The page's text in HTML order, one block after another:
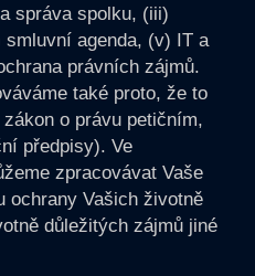
správa spolku, (iii)
agenda, (v) IT a
právních zájmů.
také proto, že to
o právu petičním,
předpisy). Ve
zpracovávat Vaše
ochrany Vašich životně
důležitých zájmů jiné